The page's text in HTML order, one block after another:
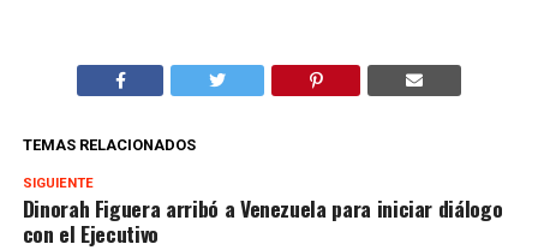
TEMAS RELACIONADOS
SIGUIENTE
Dinorah Figuera arribó a Venezuela para iniciar diálogo
con el Ejecutivo